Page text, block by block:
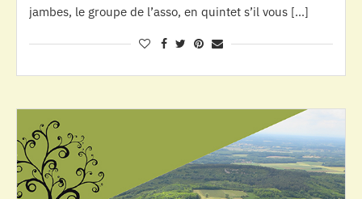
jambes, le groupe de l’asso, en quintet s’il vous […]